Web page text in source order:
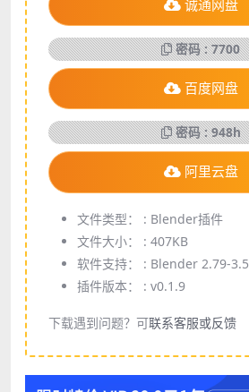
诚通网盘
密码 : 7700
百度网盘
密码 : 948h
阿里云盘
文件类型： : Blender插件
文件大小： : 407KB
软件支持： : Blender 2.79-3.5
插件版本： : v0.1.9
下载遇到问题？可联系客服或反馈